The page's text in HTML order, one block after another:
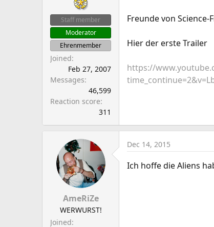
Staff member
Moderator
Ehrenmember
Joined
Feb 27, 2007
Messages
46,599
Reaction score
311
Freunde von
Hier der erste Trailer
https://
AmeRiZe
WERWURST!
Joined
Dec 14, 2015
Ich hoffe die Aliens